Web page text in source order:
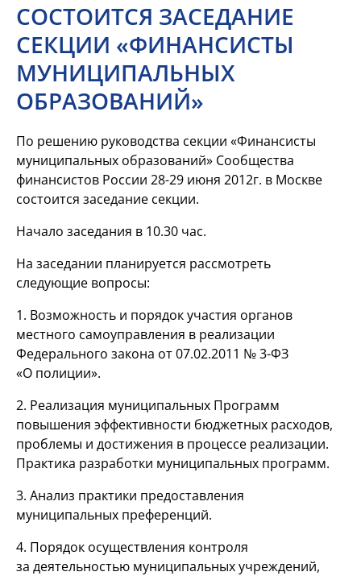
СОСТОИТСЯ ЗАСЕДАНИЕ
СЕКЦИИ «ФИНАНСИСТЫ
МУНИЦИПАЛЬНЫХ
ОБРАЗОВАНИЙ»
По решению руководства секции «Финансисты
муниципальных образований» Сообщества
финансистов России 28-29 июня 2012г. в Москве
состоится заседание секции.
Начало заседания в 10.30 час.
На заседании планируется рассмотреть
следующие вопросы:
1. Возможность и порядок участия органов
местного самоуправления в реализации
Федерального закона от 07.02.2011 №3-ФЗ
«О полиции».
2. Реализация муниципальных Программ
повышения эффективности бюджетных расходов,
проблемы и достижения в процессе реализации.
Практика разработки муниципальных программ.
3. Анализ практики предоставления
муниципальных преференций.
4. Порядок осуществления контроля
за деятельностью муниципальных учреждений,